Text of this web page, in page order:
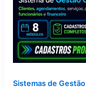
Sistemas de Gestão